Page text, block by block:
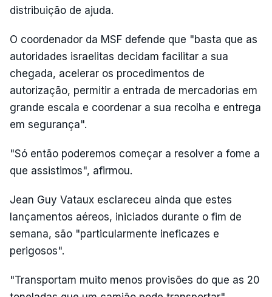
distribuição de ajuda.
O coordenador da MSF defende que "basta que as
autoridades israelitas decidam facilitar a sua
chegada, acelerar os procedimentos de
autorização, permitir a entrada de mercadorias em
grande escala e coordenar a sua recolha e entrega
em segurança".
"Só então poderemos começar a resolver a fome a
que assistimos", afirmou.
Jean Guy Vataux esclareceu ainda que estes
lançamentos aéreos, iniciados durante o fim de
semana, são "particularmente ineficazes e
perigosos".
"Transportam muito menos provisões do que as 20